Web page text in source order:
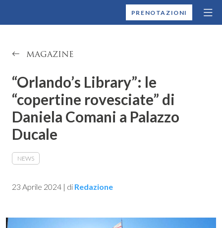
MONTALLEGROPRENOTAZIONI
MAGAZINE
“Orlando’s Library”: le
“copertine rovesciate” di
Daniela Comani a Palazzo
Ducale
NEWS
23 Aprile 2024 | di Redazione